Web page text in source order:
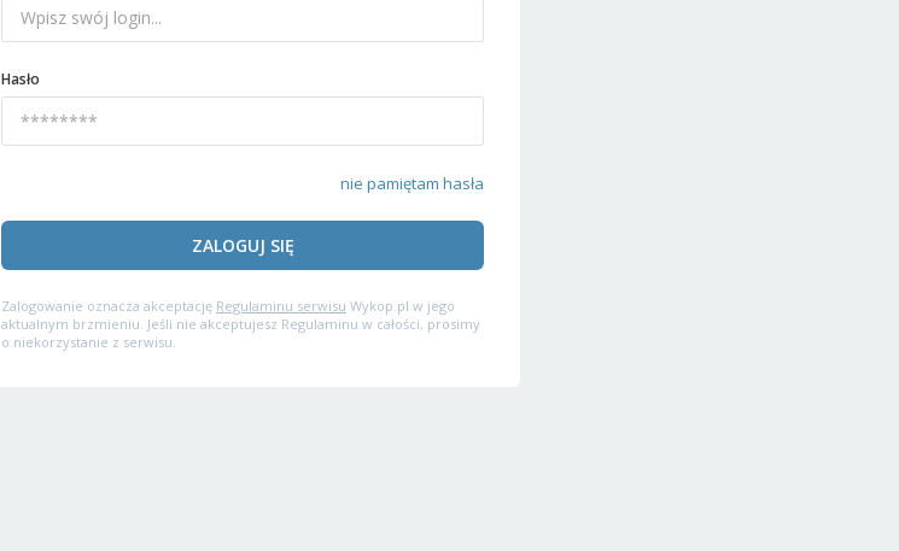
Hasło
nie pamiętam hasła
ZALOGUJ SIĘ
Zalogowanie oznacza akceptację Regulaminu serwisu Wykop.pl w jego
aktualnym brzmieniu. Jeśli nie akceptujesz Regulaminu w całości, prosimy
o niekorzystanie z serwisu.